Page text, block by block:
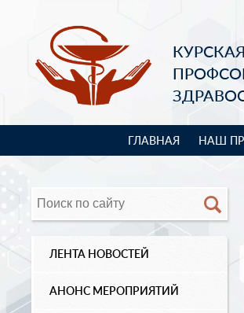
ГЛАВНАЯ НАШ
ЛЕНТА НОВОСТЕЙ
АНОНС МЕРОПРИЯТИЙ